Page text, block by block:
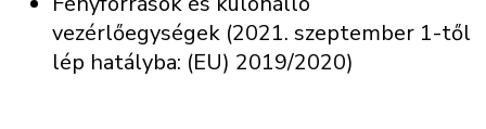
vezérlőegységek (2021. szeptember 1-től
lép hatályba: (EU) 2019/2020)